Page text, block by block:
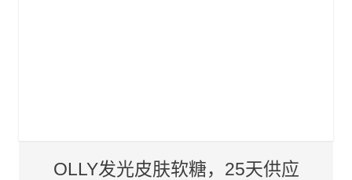
OLLY发光皮肤软糖，25天供应